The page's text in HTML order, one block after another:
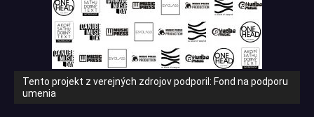
Tento projekt z verejných zdrojov podporil: Fond na podporu
umenia